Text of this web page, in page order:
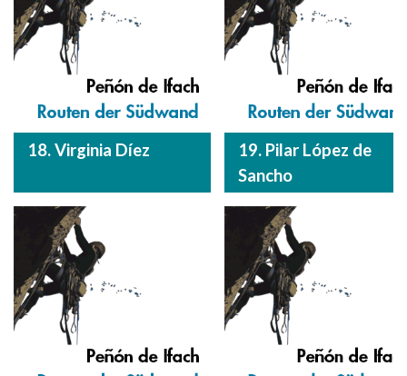
18. Virginia Díez
19. Pilar López de
Sancho